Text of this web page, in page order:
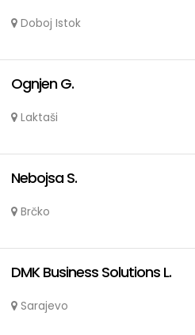
Doboj Istok
Ognjen G.
Laktaši
Nebojsa S.
Brčko
DMK Business Solutions L.
Sarajevo